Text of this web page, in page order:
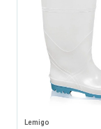
Lemigo